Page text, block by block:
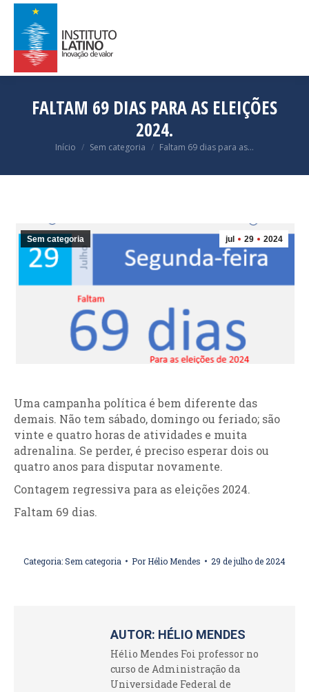
FALTAM 69 DIAS PARA AS ELEIÇÕES
2024.
Você está aqui:
Início Sem categoria Faltam 69 dias para as…
jul 29 2024
Sem categoria
Uma campanha política é bem diferente das
demais. Não tem sábado, domingo ou feriado; são
vinte e quatro horas de atividades e muita
adrenalina. Se perder, é preciso esperar dois ou
quatro anos para disputar novamente.
Contagem regressiva para as eleições 2024.
Faltam 69 dias.
Categoria:Sem categoria PorHélio Mendes 29 de julho de 2024
AUTOR: HÉLIO MENDES
Hélio Mendes Foi professor no
curso de Administração da
Universidade Federal de